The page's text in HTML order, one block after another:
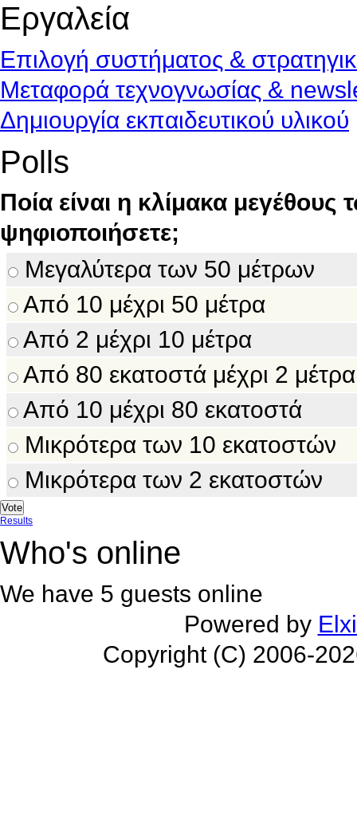
Εργαλεία
Επιλογή συστήματος &
Μεταφορά τεχνογνωσίας &
Δημιουργία εκπαιδευτικού υλικού
Polls
Ποία είναι η κλίμακα
ψηφιοποιήσετε;
Μεγαλύτερα των 50 μέτρων
Από 10 μέχρι 50 μέτρα
Από 2 μέχρι 10 μέτρα
Από 80 εκατοστά μέχρι 2 μέτρα
Από 10 μέχρι 80 εκατοστά
Μικρότερα των 10 εκατοστών
Μικρότερα των 2 εκατοστών
Results
Who's online
We have 5 guests online
Powered by
Copyright (C) 2006-